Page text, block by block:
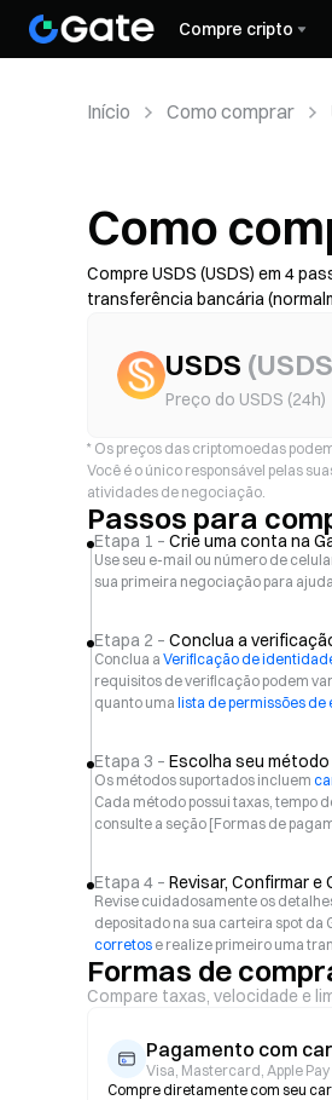
Compre cripto
Início Como comprar
Como
Compre USDS (USDS) em 4
transferência bancária
com 2FA. Disponibilidade,
USDS (USDS
Preço do USDS (24h)
* Os preços das criptomoedas
Você é o único responsável pelas
atividades de negociação.
Passos para
Etapa 1 – Crie uma conta na
Use seu e-mail ou número de
sua primeira negociação para
Etapa 2 – Conclua a
Conclua a Verificação de
requisitos de verificação podem
quanto uma lista de permissões
Etapa 3 – Escolha seu
Os métodos suportados incluem
Cada método possui taxas, tempo
consulte a seção [Formas de
Etapa 4 – Revisar, Confirmar e
Revise cuidadosamente os
depositado na sua carteira spot da
corretos e realize primeiro uma
Formas de
Compare taxas, velocidade e
Pagamento com
Visa, Mastercard, Apple Pay
Compre diretamente com seu